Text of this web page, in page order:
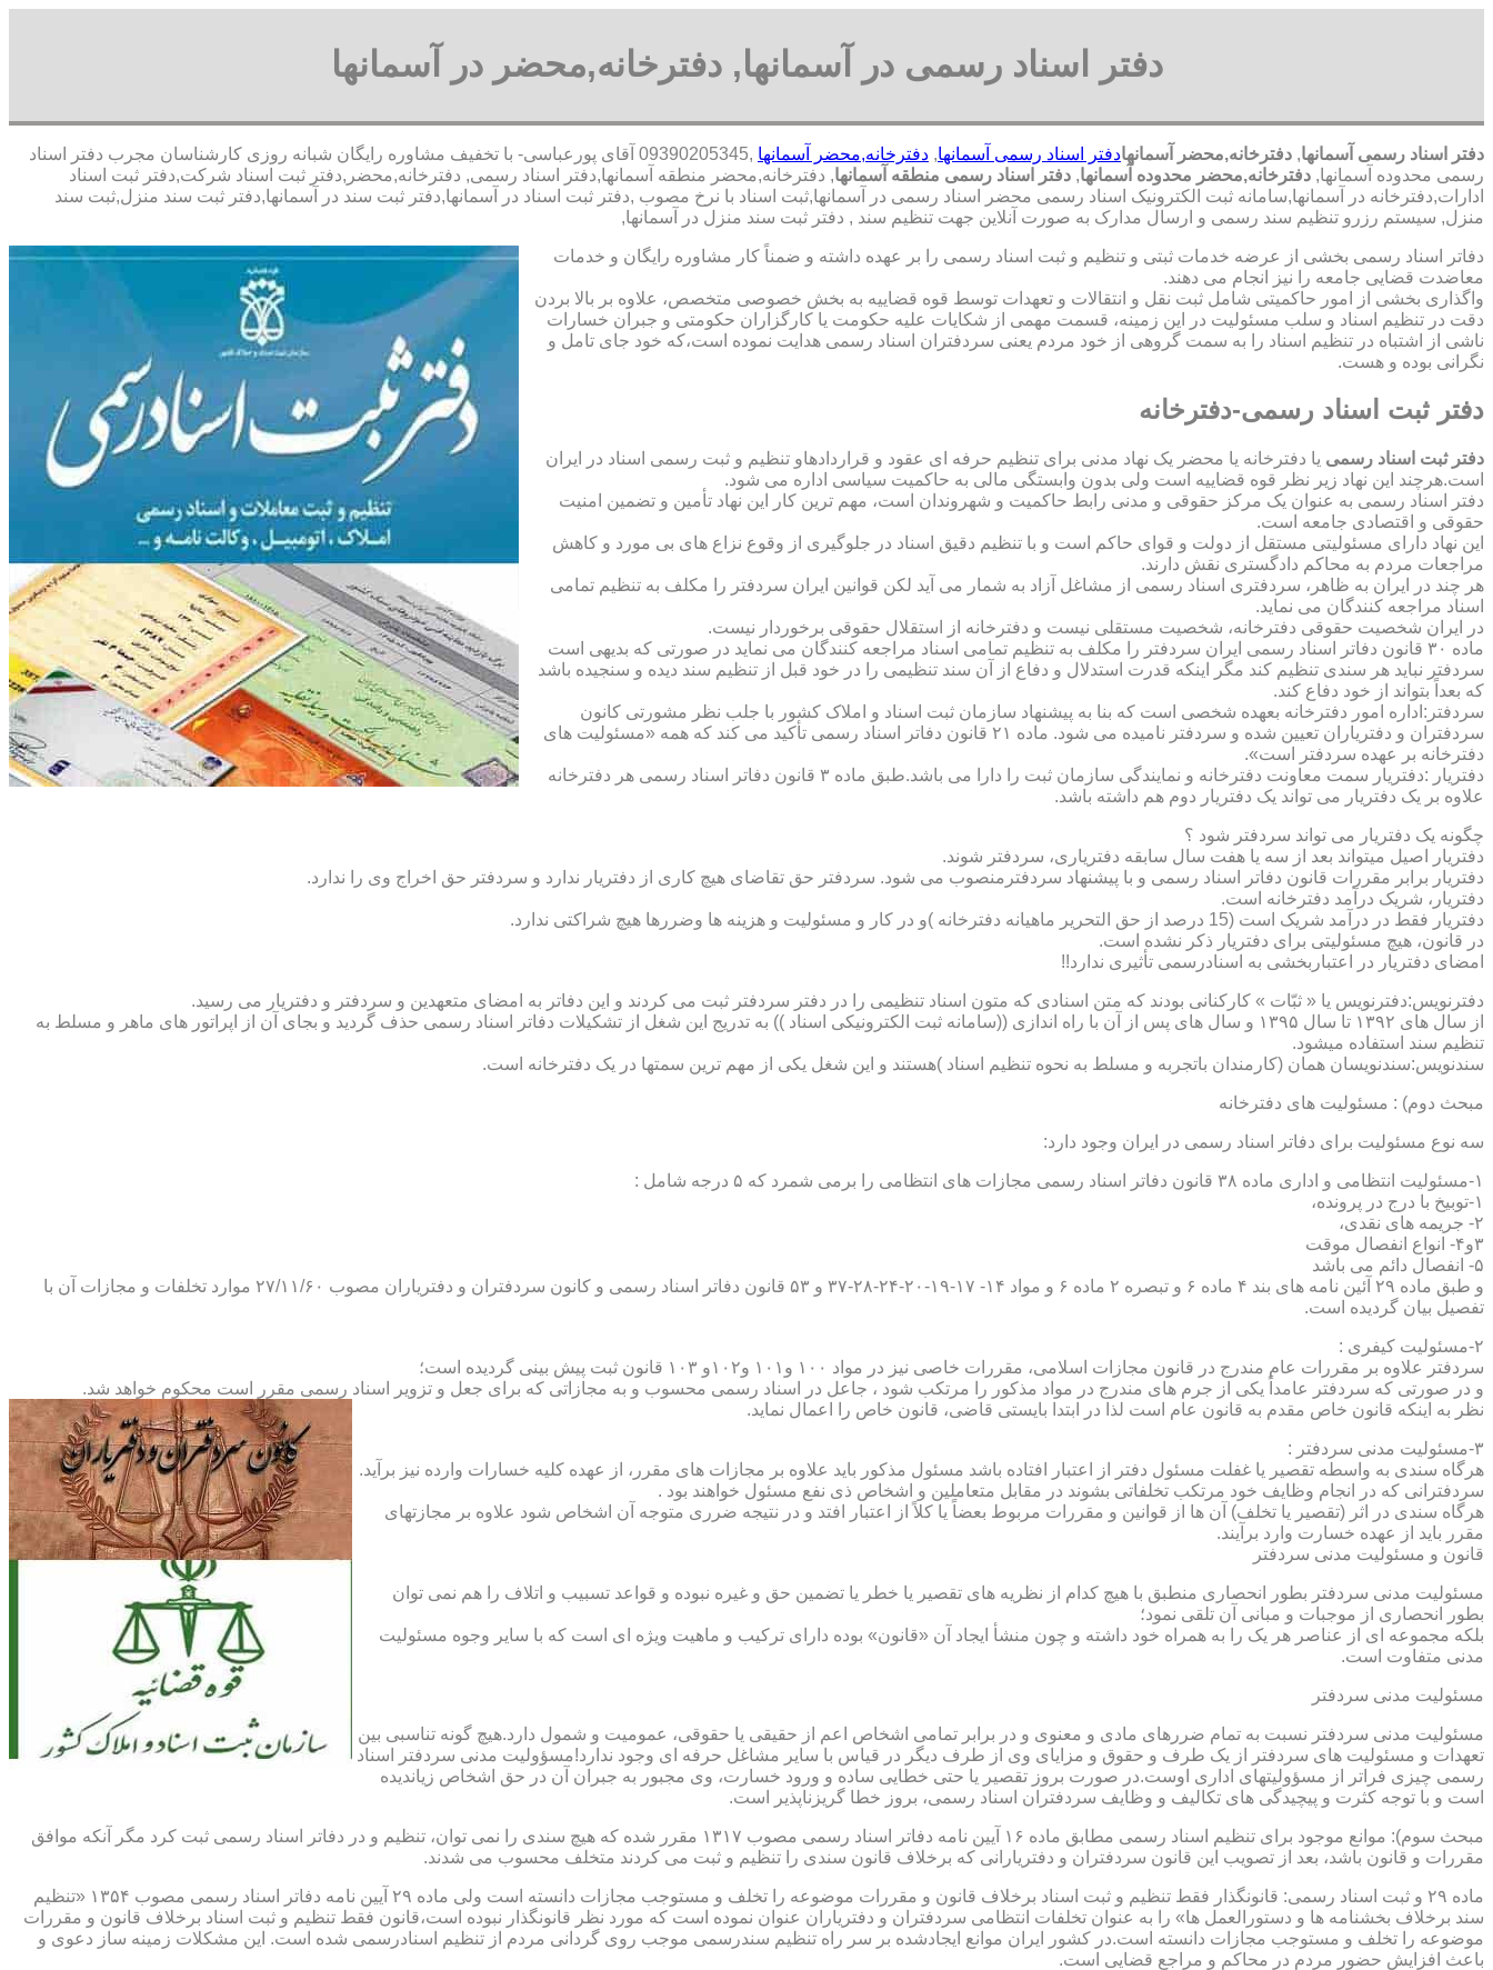
دفتر اسناد رسمی در آسمانها, دفترخانه,محضر در آسمانها
دفتر اسناد رسمی آسمانها, دفترخانه,محضر آسمانهادفتر اسناد رسمی آسمانها, دفترخانه,محضر آسمانها
,09390205345 آقای پورعباسی- با تخفیف مشاوره رايگان شبانه روزی کارشناسان مجرب دفتر اسناد
رسمی محدوده آسمانها, دفترخانه,محضر محدوده آسمانها, دفتر اسناد رسمی منطقه آسمانها, دفترخانه,محضر منطقه آسمانها,دفتر اسناد رسمی, دفترخانه,محضر,دفتر ثبت اسناد شرکت,دفتر ثبت اسناد
ادارات,دفترخانه در آسمانها,سامانه ثبت الکترونیک اسناد رسمی محضر اسناد رسمی در آسمانها,ثبت اسناد با نرخ مصوب ,دفتر ثبت اسناد در آسمانها,دفتر ثبت سند در آسمانها,دفتر ثبت سند منزل,ثبت سند
منزل, سیستم رزرو تنظیم سند رسمی و ارسال مدارک به صورت آنلاین جهت تنظیم سند , دفتر ثبت سند منزل در آسمانها,
دفاتر اسناد رسمی بخشی از عرضه خدمات ثبتی و تنظیم و ثبت اسناد رسمی را بر عهده داشته و ضمناً کار مشاوره رایگان و خدمات
معاضدت قضایی جامعه را نیز انجام می دهند.
واگذاری بخشی از امور حاکمیتی شامل ثبت نقل و انتقالات و تعهدات توسط قوه قضاییه به بخش خصوصی متخصص، علاوه بر بالا بردن
دقت در تنظیم اسناد و سلب مسئولیت در این زمینه، قسمت مهمی از شکایات علیه حکومت یا کارگزاران حکومتی و جبران خسارات
ناشی از اشتباه در تنظیم اسناد را به سمت گروهی از خود مردم یعنی سردفتران اسناد رسمی هدایت نموده است،که خود جای تامل و
نگرانی بوده و هست.
دفتر ثبت اسناد رسمی-دفترخانه
دفتر ثبت اسناد رسمی یا دفترخانه یا محضر یک نهاد مدنی برای تنظیم حرفه ای عقود و قراردادهاو تنظیم و ثبت رسمی اسناد در ایران
است.هرچند این نهاد زیر نظر قوه قضاییه است ولی بدون وابستگی مالی به حاکمیت سیاسی اداره می شود.
دفتر اسناد رسمی به عنوان یک مرکز حقوقی و مدنی رابط حاکمیت و شهروندان است، مهم ترین کار این نهاد تأمین و تضمین امنیت
حقوقی و اقتصادی جامعه است.
این نهاد دارای مسئولیتی مستقل از دولت و قوای حاکم است و با تنظیم دقیق اسناد در جلوگیری از وقوع نزاع های بی مورد و کاهش
مراجعات مردم به محاکم دادگستری نقش دارند.
هر چند در ایران به ظاهر، سردفتری اسناد رسمی از مشاغل آزاد به شمار می آید لکن قوانین ایران سردفتر را مکلف به تنظیم تمامی
اسناد مراجعه کنندگان می نماید.
در ایران شخصیت حقوقی دفترخانه، شخصیت مستقلی نیست و دفترخانه از استقلال حقوقی برخوردار نیست.
ماده ۳۰ قانون دفاتر اسناد رسمی ایران سردفتر را مکلف به تنظیم تمامی اسناد مراجعه کنندگان می نماید در صورتی که بدیهی است
سردفتر نباید هر سندی تنظیم کند مگر اینکه قدرت استدلال و دفاع از آن سند تنظیمی را در خود قبل از تنظیم سند دیده و سنجیده باشد
که بعداً بتواند از خود دفاع کند.
سردفتر:اداره امور دفترخانه بعهده شخصی است که بنا به پیشنهاد سازمان ثبت اسناد و املاک کشور با جلب نظر مشورتی کانون
سردفتران و دفتریاران تعیین شده و سردفتر نامیده می شود. ماده ۲۱ قانون دفاتر اسناد رسمی تأکید می کند که همه «مسئولیت های
دفترخانه بر عهده سردفتر است».
دفتریار :دفتریار سمت معاونت دفترخانه و نمایندگی سازمان ثبت را دارا می باشد.طبق ماده ۳ قانون دفاتر اسناد رسمی هر دفترخانه
علاوه بر یک دفتریار می تواند یک دفتریار دوم هم داشته باشد.
چگونه یک دفتریار می تواند سردفتر شود ؟
دفتریار اصیل میتواند بعد از سه یا هفت سال سابقه دفتریاری، سردفتر شوند.
دفتریار برابر مقررات قانون دفاتر اسناد رسمی و با پیشنهاد سردفترمنصوب می شود. سردفتر حق تقاضای هیچ کاری از دفتریار ندارد و سردفتر حق اخراج وی را ندارد.
دفتریار، شریک درآمد دفترخانه است.
دفتریار فقط در درآمد شریک است (15 درصد از حق التحریر ماهیانه دفترخانه )و در کار و مسئولیت و هزینه ها وضررها هیچ شراکتی ندارد.
در قانون، هیچ مسئولیتی برای دفتریار ذکر نشده است.
امضای دفتریار در اعتباربخشی به اسنادرسمی تأثیری ندارد!!
دفترنویس:دفترنویس یا « ثبّات » کارکنانی بودند که متن اسنادی که متون اسناد تنظیمی را در دفتر سردفتر ثبت می کردند و این دفاتر به امضای متعهدین و سردفتر و دفتریار می رسید.
از سال های ۱۳۹۲ تا سال ۱۳۹۵ و سال های پس از آن با راه اندازی ((سامانه ثبت الکترونیکی اسناد )) به تدریج این شغل از تشکیلات دفاتر اسناد رسمی حذف گردید و بجای آن از اپراتور های ماهر و مسلط به
تنظیم سند استفاده میشود.
سندنویس:سندنویسان همان (کارمندان باتجربه و مسلط به نحوه تنظیم اسناد )هستند و این شغل یکی از مهم ترین سمتها در یک دفترخانه است.
مبحث دوم) : مسئولیت های دفترخانه
سه نوع مسئولیت برای دفاتر اسناد رسمی در ایران وجود دارد:
۱-مسئولیت انتظامی و اداری ماده ۳۸ قانون دفاتر اسناد رسمی مجازات های انتظامی را برمی شمرد که ۵ درجه شامل :
۱-توبیخ با درج در پرونده،
۲- جریمه های نقدی،
۳و۴- انواع انفصال موقت
۵- انفصال دائم می باشد
و طبق ماده ۲۹ آئین نامه های بند ۴ ماده ۶ و تبصره ۲ ماده ۶ و مواد ۱۴- ۱۷-۱۹-۲۰-۲۴-۲۸-۳۷ و ۵۳ قانون دفاتر اسناد رسمی و کانون سردفتران و دفتریاران مصوب ۲۷/۱۱/۶۰ موارد تخلفات و مجازات آن با
تفصیل بیان گردیده است.
۲-مسئولیت کیفری :
سردفتر علاوه بر مقررات عام مندرج در قانون مجازات اسلامی، مقررات خاصی نیز در مواد ۱۰۰ و۱۰۱ و۱۰۲و ۱۰۳ قانون ثبت پیش بینی گردیده است؛
و در صورتی که سردفتر عامداً یکی از جرم های مندرج در مواد مذکور را مرتکب شود ، جاعل در اسناد رسمی محسوب و به مجازاتی که برای جعل و تزویر اسناد رسمی مقرر است محکوم خواهد شد.
نظر به اینکه قانون خاص مقدم به قانون عام است لذا در ابتدا بایستی قاضی، قانون خاص را اعمال نماید.
۳-مسئولیت مدنی سردفتر :
هرگاه سندی به واسطه تقصیر یا غفلت مسئول دفتر از اعتبار افتاده باشد مسئول مذکور باید علاوه بر مجازات های مقرر، از عهده کلیه خسارات وارده نیز برآید.
سردفترانی که در انجام وظایف خود مرتکب تخلفاتی بشوند در مقابل متعاملین و اشخاص ذی نفع مسئول خواهند بود .
هرگاه سندی در اثر (تقصیر یا تخلف) آن ها از قوانین و مقررات مربوط بعضاً یا کلاً از اعتبار افتد و در نتیجه ضرری متوجه آن اشخاص شود علاوه بر مجازتهای
مقرر باید از عهده خسارت وارد برآیند.
قانون و مسئولیت مدنی سردفتر
مسئولیت مدنی سردفتر بطور انحصاری منطبق با هیچ کدام از نظریه های تقصیر یا خطر یا تضمین حق و غیره نبوده و قواعد تسبیب و اتلاف را هم نمی توان
بطور انحصاری از موجبات و مبانی آن تلقی نمود؛
بلکه مجموعه ای از عناصر هر یک را به همراه خود داشته و چون منشأ ایجاد آن «قانون» بوده دارای ترکیب و ماهیت ویژه ای است که با سایر وجوه مسئولیت
مدنی متفاوت است.
مسئولیت مدنی سردفتر
مسئولیت مدنی سردفتر نسبت به تمام ضررهای مادی و معنوی و در برابر تمامی اشخاص اعم از حقیقی یا حقوقی، عمومیت و شمول دارد.هیچ گونه تناسبی بین
تعهدات و مسئولیت های سردفتر از یک طرف و حقوق و مزایای وی از طرف دیگر در قیاس با سایر مشاغل حرفه ای وجود ندارد!مسؤولیت مدنی سردفتر اسناد
رسمی چیزی فراتر از مسؤولیتهای اداری اوست.در صورت بروز تقصیر یا حتی خطایی ساده و ورود خسارت، وی مجبور به جبران آن در حق اشخاص زیاندیده
است و با توجه کثرت و پیچیدگی های تکالیف و وظایف سردفتران اسناد رسمی، بروز خطا گریزناپذیر است.
مبحث سوم): موانع موجود برای تنظیم اسناد رسمی مطابق ماده ۱۶ آیین نامه دفاتر اسناد رسمی مصوب ۱۳۱۷ مقرر شده که هیچ سندی را نمی توان، تنظیم و در دفاتر اسناد رسمی ثبت کرد مگر آنکه موافق
مقررات و قانون باشد، بعد از تصویب این قانون سردفتران و دفتریارانی که برخلاف قانون سندی را تنظیم و ثبت می کردند متخلف محسوب می شدند.
ماده ۲۹ و ثبت اسناد رسمی: قانونگذار فقط تنظیم و ثبت اسناد برخلاف قانون و مقررات موضوعه را تخلف و مستوجب مجازات دانسته است ولی ماده ۲۹ آیین نامه دفاتر اسناد رسمی مصوب ۱۳۵۴ «تنظیم
سند برخلاف بخشنامه ها و دستورالعمل ها» را به عنوان تخلفات انتظامی سردفتران و دفتریاران عنوان نموده است که مورد نظر قانونگذار نبوده است،قانون فقط تنظیم و ثبت اسناد برخلاف قانون و مقررات
موضوعه را تخلف و مستوجب مجازات دانسته است.در کشور ایران موانع ایجادشده بر سر راه تنظیم سندرسمی موجب روی گردانی مردم از تنظیم اسنادرسمی شده است. این مشکلات زمینه ساز دعوی و
باعث افزایش حضور مردم در محاکم و مراجع قضایی است.